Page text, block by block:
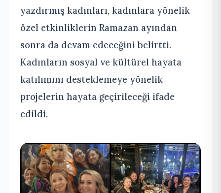
yazdırmış kadınları, kadınlara yönelik
özel etkinliklerin Ramazan ayından
sonra da devam edeceğini belirtti.
Kadınların sosyal ve kültürel hayata
katılımını desteklemeye yönelik
projelerin hayata geçirileceği ifade
edildi.